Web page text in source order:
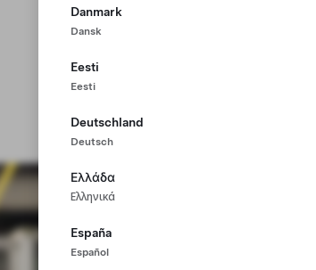
Danmark
Dansk
Eesti
Eesti
Deutschland
Deutsch
Ελλάδα
Ελληνικά
España
Español